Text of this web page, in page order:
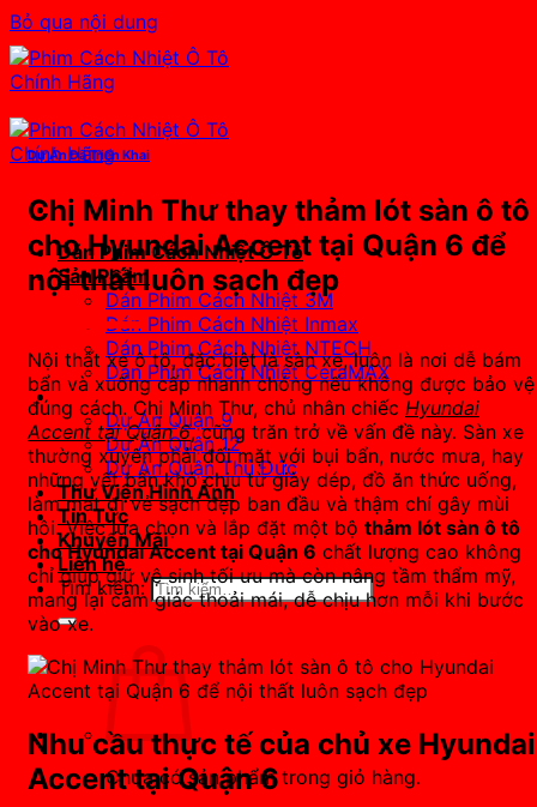
Bỏ qua nội dung
Dán Phim Cách Nhiệt Ô Tô
Sản Phẩm
Dán Phim Cách Nhiệt 3M
Dán Phim Cách Nhiệt Inmax
Dán Phim Cách Nhiệt NTECH
Dán Phim Cách Nhiệt CeraMAX
Dự Án Đã Triển Khai
Dự Án Quận 9
Dự Án Quận 12
Dự Án Quận Thủ Đức
Thư Viện Hình Ảnh
Tin Tức
Khuyến Mãi
Liên hệ
Tìm kiếm:
Chưa có sản phẩm trong giỏ hàng.
Dự Án Đã Triển Khai
Chị Minh Thư thay thảm lót sàn ô tô
cho Hyundai Accent tại Quận 6 để
nội thất luôn sạch đẹp
Nội thất xe ô tô, đặc biệt là sàn xe, luôn là nơi dễ bám
bẩn và xuống cấp nhanh chóng nếu không được bảo vệ
đúng cách. Chị Minh Thư, chủ nhân chiếc Hyundai
Accent tại Quận 6, cũng trăn trở về vấn đề này. Sàn xe
thường xuyên phải đối mặt với bụi bẩn, nước mưa, hay
những vết bẩn khó chịu từ giày dép, đồ ăn thức uống,
làm mất đi vẻ sạch đẹp ban đầu và thậm chí gây mùi
hôi. Việc lựa chọn và lắp đặt một bộ thảm lót sàn ô tô
cho Hyundai Accent tại Quận 6 chất lượng cao không
chỉ giúp giữ vệ sinh tối ưu mà còn nâng tầm thẩm mỹ,
mang lại cảm giác thoải mái, dễ chịu hơn mỗi khi bước
vào xe.
Nhu cầu thực tế của chủ xe Hyundai
Accent tại Quận 6